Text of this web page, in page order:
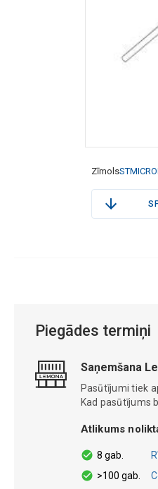
Zīmols
Piegādes termiņi
Saņemšana
Pasūtījumi tiek
Kad pasūtījums
Atlikums
8 gab.
>100 gab.